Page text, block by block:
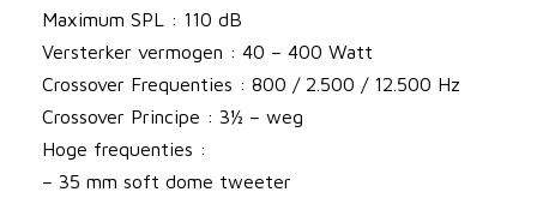
p
r
e
k
e
r
Maximum SPL : 110 dB
Versterker vermogen : 40 – 400 Watt
Crossover Frequenties : 800 / 2.500 / 12.500 Hz
Crossover Principe : 3½ – weg
Hoge frequenties :
– 35 mm soft dome tweeter